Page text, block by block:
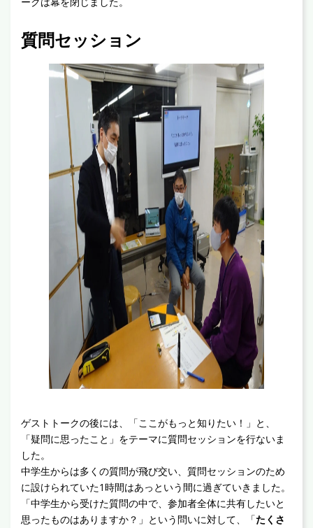
質問セッション
ゲストトークの後には、「ここがもっと知りたい！」と、
「疑問に思ったこと」をテーマに質問セッションを行ないま
した。
中学生からは多くの質問が飛び交い、質問セッションのため
に設けられていた1時間はあっという間に過ぎていきました。
「中学生から受けた質問の中で、参加者全体に共有したいと
思ったものはありますか？」という問いに対して、「たくさ